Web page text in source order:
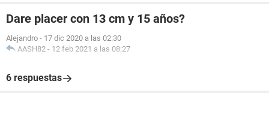
Dare placer con 13 cm y 15 años?
Alejandro - 17 dic 2020 a las 02:30
AASH82 - 12 feb 2021 a las 08:27
6 respuestas